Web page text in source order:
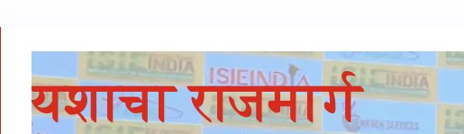
यशाचा राजमार्ग